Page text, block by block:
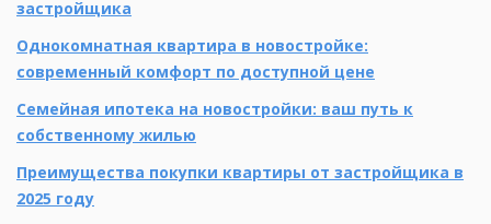
застройщика
Однокомнатная квартира в новостройке:
современный комфорт по доступной цене
Семейная ипотека на новостройки: ваш путь к
собственному жилью
Преимущества покупки квартиры от застройщика в
2025 году